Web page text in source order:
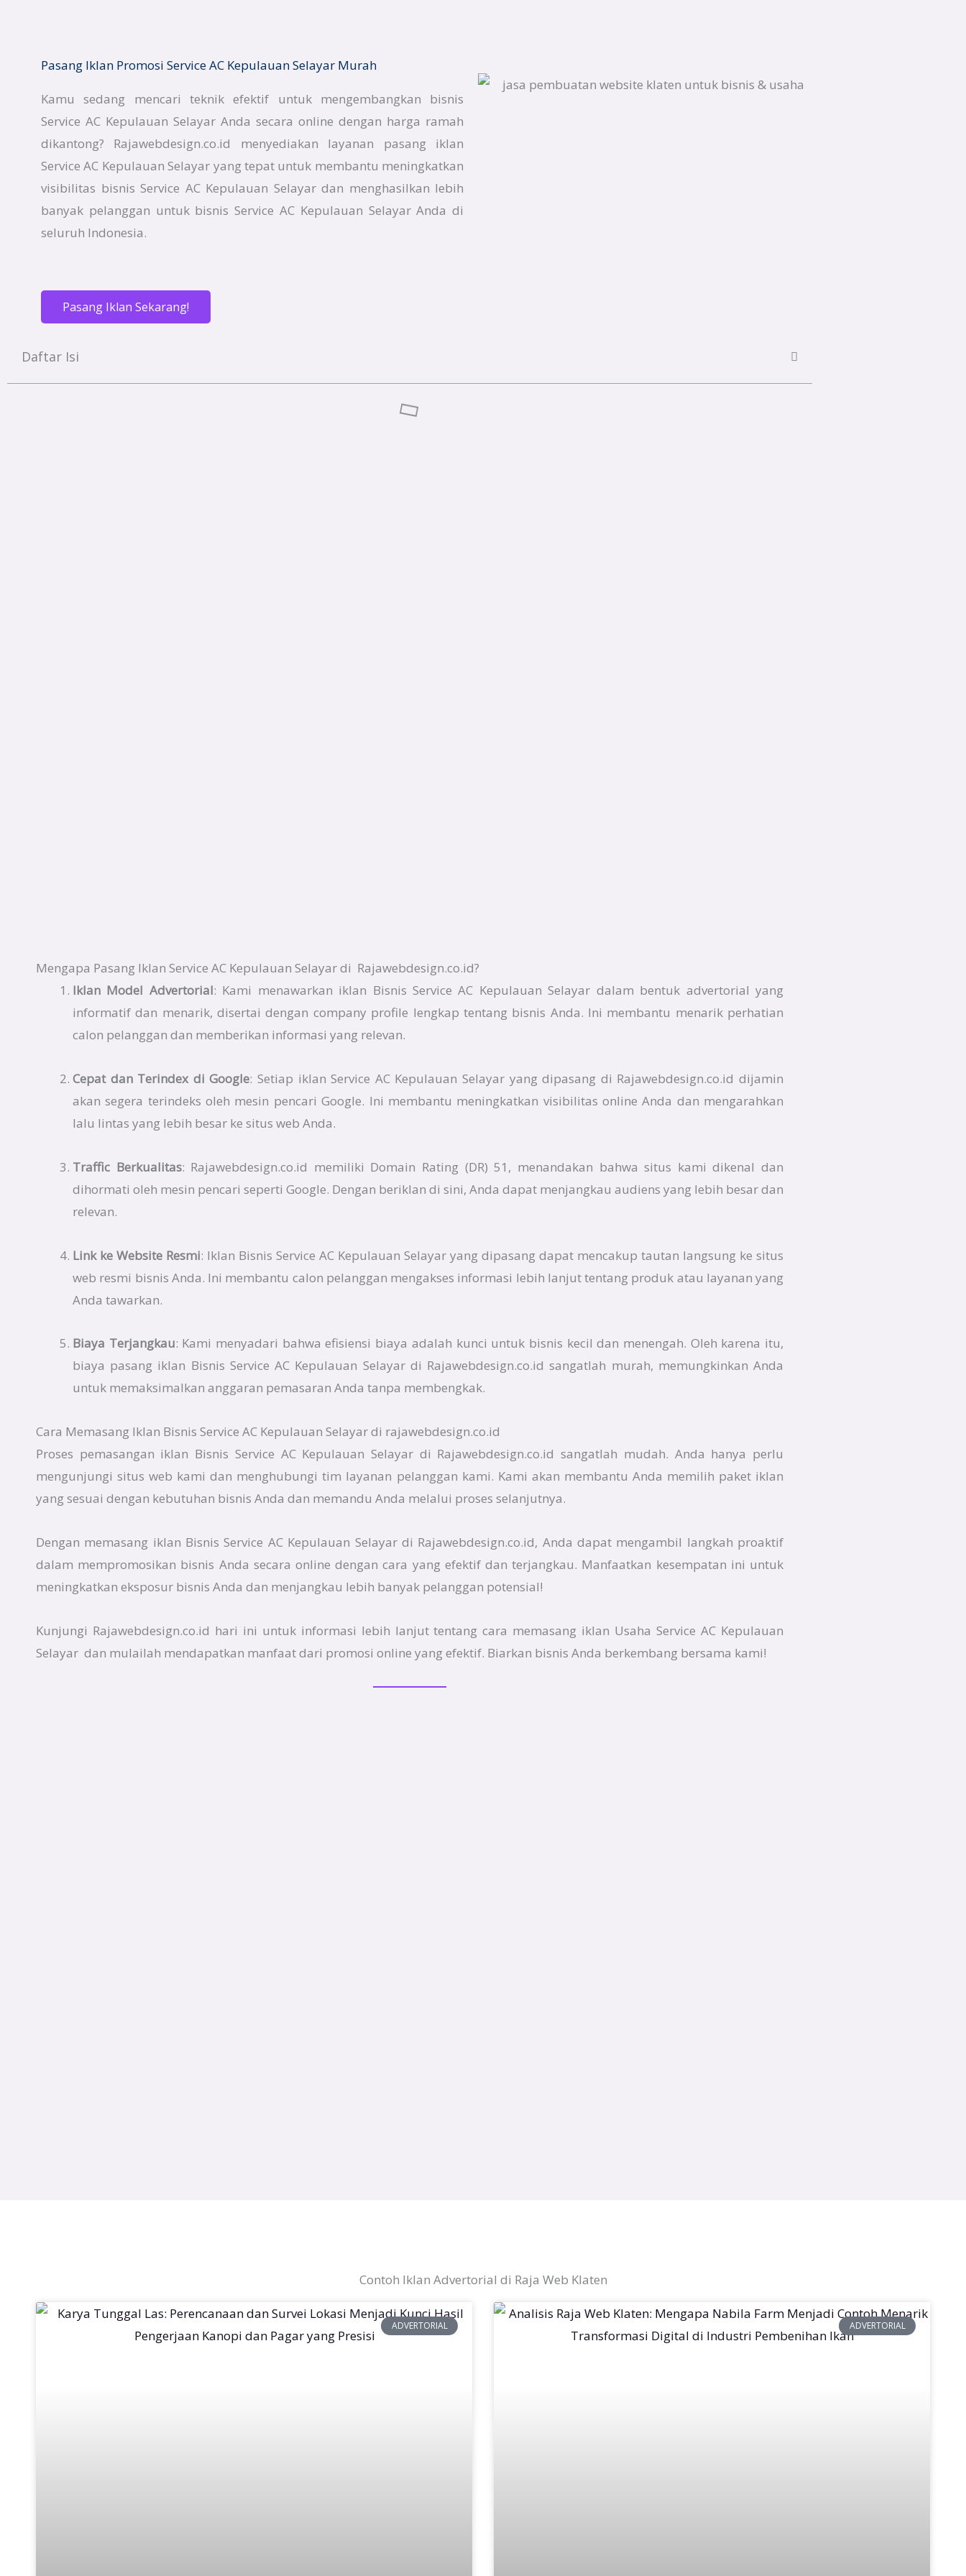
Pasang Iklan Promosi Service AC Kepulauan Selayar Murah
Kamu sedang mencari teknik efektif untuk mengembangkan bisnis
Service AC Kepulauan Selayar Anda secara online dengan harga ramah
dikantong? Rajawebdesign.co.id menyediakan layanan pasang iklan
Service AC Kepulauan Selayar yang tepat untuk membantu meningkatkan
visibilitas bisnis Service AC Kepulauan Selayar dan menghasilkan lebih
banyak pelanggan untuk bisnis Service AC Kepulauan Selayar Anda di
seluruh Indonesia.
Pasang Iklan Sekarang!
Daftar Isi
Mengapa Pasang Iklan Service AC Kepulauan Selayar di Rajawebdesign.co.id?
Iklan Model Advertorial: Kami menawarkan iklan Bisnis Service AC Kepulauan Selayar dalam bentuk advertorial yang
informatif dan menarik, disertai dengan company profile lengkap tentang bisnis Anda. Ini membantu menarik perhatian
calon pelanggan dan memberikan informasi yang relevan.
Cepat dan Terindex di Google: Setiap iklan Service AC Kepulauan Selayar yang dipasang di Rajawebdesign.co.id dijamin
akan segera terindeks oleh mesin pencari Google. Ini membantu meningkatkan visibilitas online Anda dan mengarahkan
lalu lintas yang lebih besar ke situs web Anda.
Traffic Berkualitas: Rajawebdesign.co.id memiliki Domain Rating (DR) 51, menandakan bahwa situs kami dikenal dan
dihormati oleh mesin pencari seperti Google. Dengan beriklan di sini, Anda dapat menjangkau audiens yang lebih besar dan
relevan.
Link ke Website Resmi: Iklan Bisnis Service AC Kepulauan Selayar yang dipasang dapat mencakup tautan langsung ke situs
web resmi bisnis Anda. Ini membantu calon pelanggan mengakses informasi lebih lanjut tentang produk atau layanan yang
Anda tawarkan.
Biaya Terjangkau: Kami menyadari bahwa efisiensi biaya adalah kunci untuk bisnis kecil dan menengah. Oleh karena itu,
biaya pasang iklan Bisnis Service AC Kepulauan Selayar di Rajawebdesign.co.id sangatlah murah, memungkinkan Anda
untuk memaksimalkan anggaran pemasaran Anda tanpa membengkak.
Cara Memasang Iklan Bisnis Service AC Kepulauan Selayar di rajawebdesign.co.id
Proses pemasangan iklan Bisnis Service AC Kepulauan Selayar di Rajawebdesign.co.id sangatlah mudah. Anda hanya perlu
mengunjungi situs web kami dan menghubungi tim layanan pelanggan kami. Kami akan membantu Anda memilih paket iklan
yang sesuai dengan kebutuhan bisnis Anda dan memandu Anda melalui proses selanjutnya.
Dengan memasang iklan Bisnis Service AC Kepulauan Selayar di Rajawebdesign.co.id, Anda dapat mengambil langkah proaktif
dalam mempromosikan bisnis Anda secara online dengan cara yang efektif dan terjangkau. Manfaatkan kesempatan ini untuk
meningkatkan eksposur bisnis Anda dan menjangkau lebih banyak pelanggan potensial!
Kunjungi Rajawebdesign.co.id hari ini untuk informasi lebih lanjut tentang cara memasang iklan Usaha Service AC Kepulauan
Selayar dan mulailah mendapatkan manfaat dari promosi online yang efektif. Biarkan bisnis Anda berkembang bersama kami!
Contoh Iklan Advertorial di Raja Web Klaten
ADVERTORIAL ADVERTORIAL